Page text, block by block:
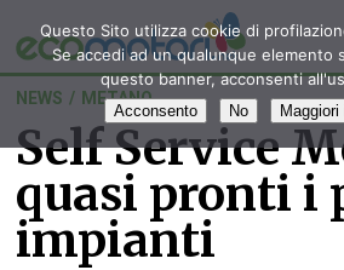
NEWS / METANO
Self Service
quasi pronti i
impianti
Questo Sito utilizza cookie di
Se accedi ad un qualunque elemento
questo banner, acconsenti
Acconsento No